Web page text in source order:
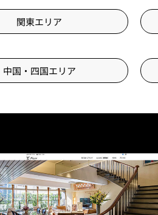
関東エリア
中国・四国エリア